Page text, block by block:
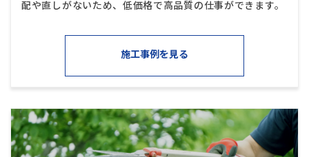
配や直しがないため、低価格で高品質の仕事ができます。
施工事例を見る